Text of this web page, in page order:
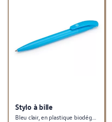
Stylo à bille
Bleu clair, en plastique biodégradable, Collection de produits publicitaires